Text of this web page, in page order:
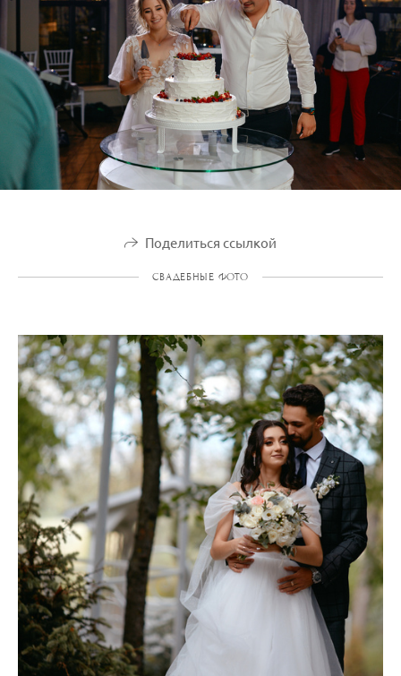
Поделиться ссылкой
СВАДЕБНЫЕ ФОТО